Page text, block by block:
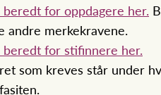
for oppdagere her.
andre merkekravene.
for stifinnere her.
som kreves står under